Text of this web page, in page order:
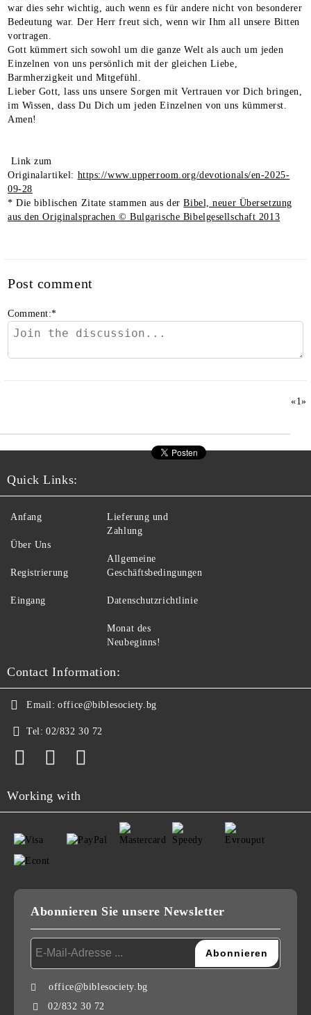
war dies sehr wichtig, auch wenn es für andere nicht von besonderer
Bedeutung war. Der Herr freut sich, wenn wir Ihm all unsere Bitten
vortragen.
Gott kümmert sich sowohl um die ganze Welt als auch um jeden
Einzelnen von uns persönlich mit der gleichen Liebe,
Barmherzigkeit und Mitgefühl.
Lieber Gott, lass uns unsere Sorgen mit Vertrauen vor Dich bringen,
im Wissen, dass Du Dich um jeden Einzelnen von uns kümmerst.
Amen!
Link zum
Originalartikel: https://www.upperroom.org/devotionals/en-2025-
09-28
* Die biblischen Zitate stammen aus derBibel, neuer Übersetzung
aus den Originalsprachen © Bulgarische Bibelgesellschaft 2013
Post comment
Comment:*
«1»
Quick Links:
Anfang
Über Uns
Registrierung
Eingang
Lieferung und
Zahlung
Allgemeine
Geschäftsbedingungen
Datenschutzrichtlinie
Monat des
Neubeginns!
Contact Information:
Email: office@biblesociety.bg
Tel: 02/832 30 72
Working with
Abonnieren Sie unsere Newsletter
office@biblesociety.bg
02/832 30 72